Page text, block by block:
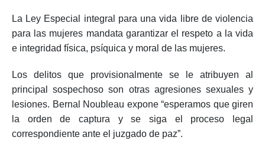
La Ley Especial integral para una vida libre de violencia
para las mujeres mandata garantizar el respeto a la vida
e integridad física, psíquica y moral de las mujeres.
Los delitos que provisionalmente se le atribuyen al
principal sospechoso son otras agresiones sexuales y
lesiones. Bernal Noubleau expone “esperamos que giren
la orden de captura y se siga el proceso legal
correspondiente ante el juzgado de paz”.